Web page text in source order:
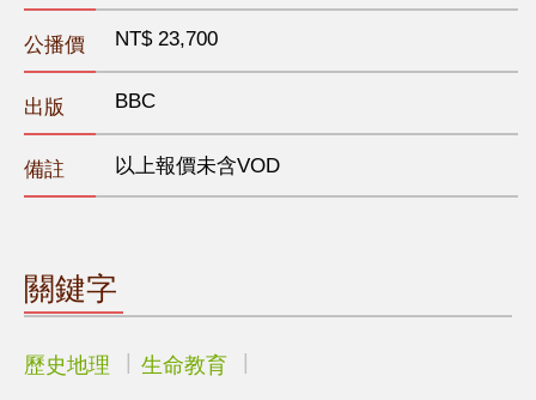
公播價 NT$ 23,700
出版 BBC
備註 以上報價未含VOD
關鍵字
歷史地理 生命教育